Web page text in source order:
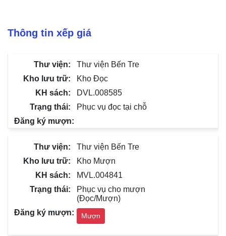
Thông tin xếp giá
Thư viện Bến Tre
Kho Đọc
DVL.008585
Phục vụ đọc tại chỗ
Thư viện Bến Tre
Kho Mượn
MVL.004841
Phục vụ cho mượn
(Đọc/Mượn)
Mượn